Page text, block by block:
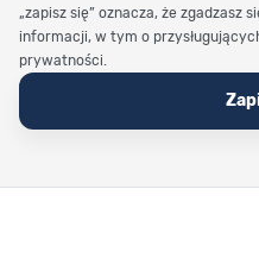
„zapisz się” oznacza, że zgadzasz
informacji, w tym o
prywatności.